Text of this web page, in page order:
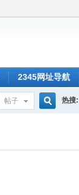
2345网址导航
帖子 热搜: